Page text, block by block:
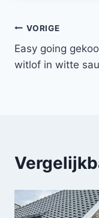
Bericht
navigatie
VORIGE
Easy going
witlof in witte